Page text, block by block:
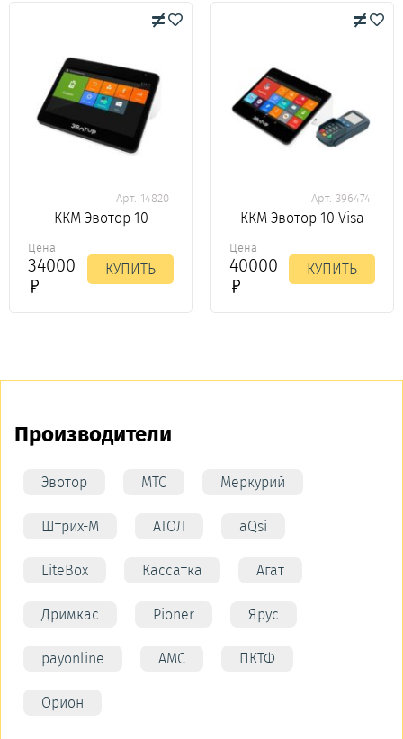
Арт. 14820
ККМ Эвотор 10
Цена
34000 КУПИТЬ
Арт. 396474
ККМ Эвотор 10 Visa
Цена
40000 КУПИТЬ
Производители
Эвотор МТС Меркурий
Штрих-М АТОЛ aQsi
LiteBox Кассатка Агат
Дримкас Pioner Ярус
payonline АМС ПКТФ
Орион